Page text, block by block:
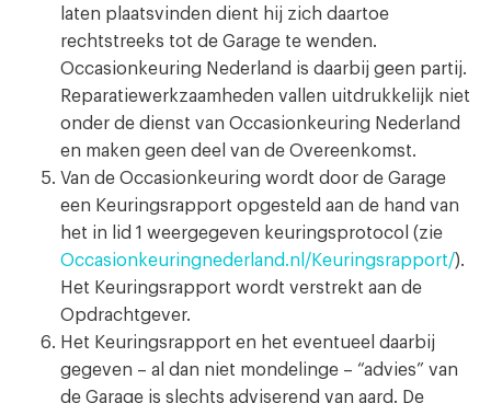
laten plaatsvinden dient hij zich daartoe
rechtstreeks tot de Garage te wenden.
Occasionkeuring Nederland is daarbij geen partij.
Reparatiewerkzaamheden vallen uitdrukkelijk niet
onder de dienst van Occasionkeuring Nederland
en maken geen deel van de Overeenkomst.
Van de Occasionkeuring wordt door de Garage
een Keuringsrapport opgesteld aan de hand van
het in lid 1 weergegeven keuringsprotocol (zie
Occasionkeuringnederland.nl/Keuringsrapport/).
Het Keuringsrapport wordt verstrekt aan de
Opdrachtgever.
Het Keuringsrapport en het eventueel daarbij
gegeven – al dan niet mondelinge – “advies” van
de Garage is slechts adviserend van aard. De